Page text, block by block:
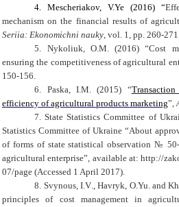
4. Mescheriakov, V.Ye (2016) “
mechanism on the financial results of
Seriia: Ekonomichni nauky, vol. 1, pp. 260-
5. Nykoliuk, O.M. (2016) “Cost
ensuring the competitiveness of agricultural
150-156.
6. Paska, I.M. (2015) “
efficiency of agricultural products marketing”,
7.State Statistics Committee of
Statistics Committee of Ukraine “About
of forms of state statistical observation №
agricultural enterprise”, available at: http://
07/page (Accessed 1 April 2017).
8. Svynous, I.V.,Havryk, O.Yu. and
principles of cost management in